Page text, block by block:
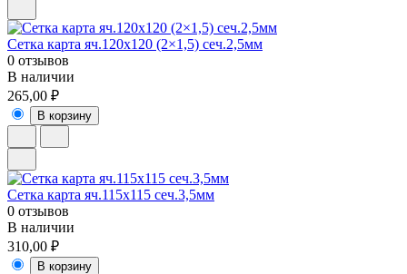
Сетка карта яч.120х120 (2×1,5) сеч.2,5мм
0 отзывов
В наличии
265,00 ₽
В корзину
Сетка карта яч.115х115 сеч.3,5мм
0 отзывов
В наличии
310,00 ₽
В корзину